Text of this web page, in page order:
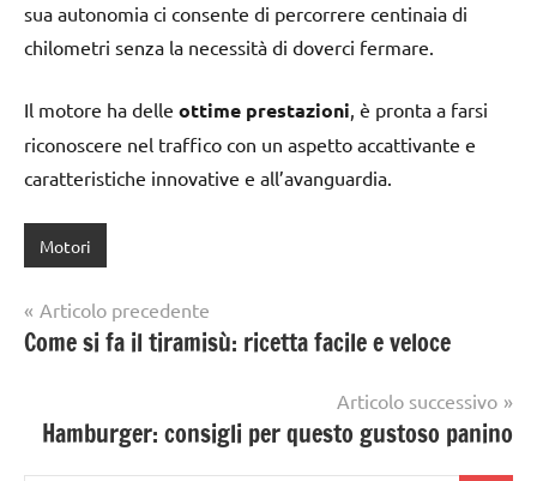
sua autonomia ci consente di percorrere centinaia di
chilometri senza la necessità di doverci fermare.
Il motore ha delle ottime prestazioni, è pronta a farsi
riconoscere nel traffico con un aspetto accattivante e
caratteristiche innovative e all’avanguardia.
Motori
Navigazione
articoli
Articolo precedente
Come si fa il tiramisù: ricetta facile e veloce
Articolo successivo
Hamburger: consigli per questo gustoso panino